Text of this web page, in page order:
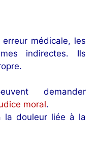
médicale, les
indirectes. Ils
demander
moral.
la douleur liée à la